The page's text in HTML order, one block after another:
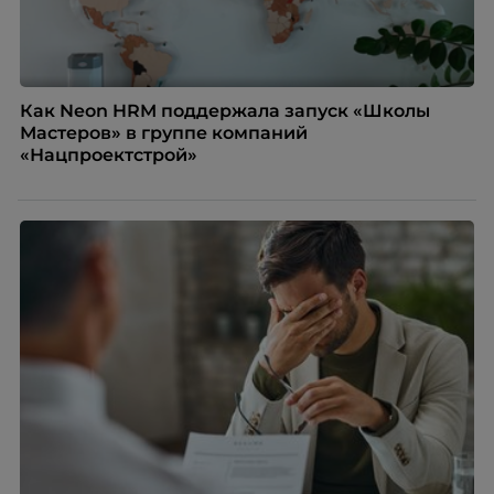
Как Neon HRM поддержала запуск «Школы
Мастеров» в группе компаний
«Нацпроектстрой»